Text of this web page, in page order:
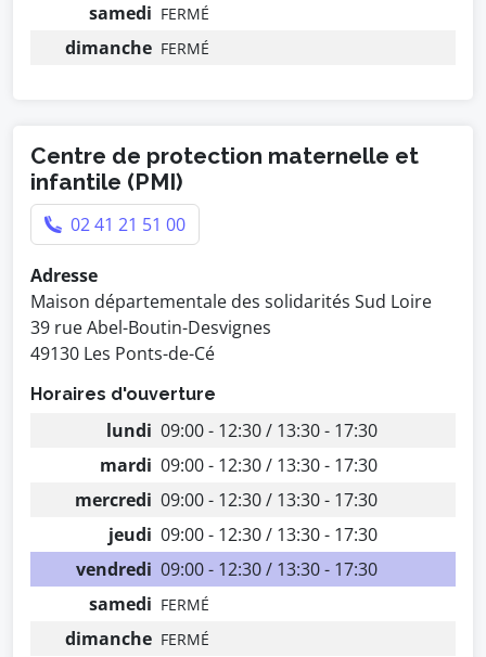
samedi FERMÉ
dimanche FERMÉ
Centre de protection maternelle et
infantile (PMI)
02 41 21 51 00
Adresse
Maison départementale des solidarités Sud Loire
39 rue Abel-Boutin-Desvignes
49130 Les Ponts-de-Cé
Horaires d'ouverture
lundi 09:00 - 12:30 / 13:30 - 17:30
mardi 09:00 - 12:30 / 13:30 - 17:30
mercredi 09:00 - 12:30 / 13:30 - 17:30
jeudi 09:00 - 12:30 / 13:30 - 17:30
vendredi 09:00 - 12:30 / 13:30 - 17:30
samedi FERMÉ
dimanche FERMÉ